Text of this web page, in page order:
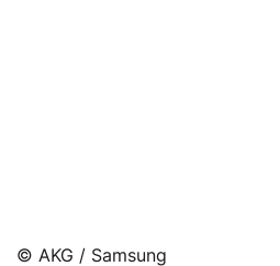
© AKG / Samsung